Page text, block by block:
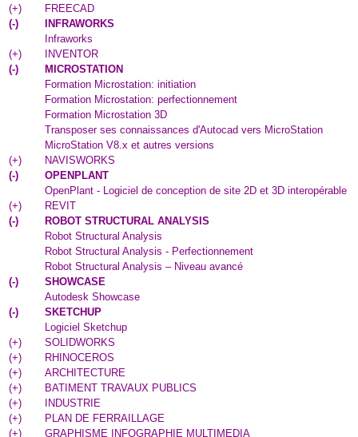
(+)
FREECAD
(-)
INFRAWORKS
Infraworks
(+)
INVENTOR
(-)
MICROSTATION
Formation Microstation: initiation
Formation Microstation: perfectionnement
Formation Microstation 3D
Transposer ses connaissances d'Autocad vers MicroStation
MicroStation V8.x et autres versions
(+)
NAVISWORKS
(-)
OPENPLANT
OpenPlant - Logiciel de conception de site 2D et 3D interopérable
(+)
REVIT
(-)
ROBOT STRUCTURAL ANALYSIS
Robot Structural Analysis
Robot Structural Analysis - Perfectionnement
Robot Structural Analysis – Niveau avancé
(-)
SHOWCASE
Autodesk Showcase
(-)
SKETCHUP
Logiciel Sketchup
(+)
SOLIDWORKS
(+)
RHINOCEROS
(+)
ARCHITECTURE
(+)
BATIMENT TRAVAUX PUBLICS
(+)
INDUSTRIE
(+)
PLAN DE FERRAILLAGE
(+) GRAPHISME INFOGRAPHIE MULTIMEDIA